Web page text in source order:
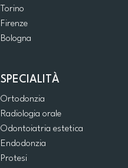
Torino
Firenze
Bologna
SPECIALITÀ
Ortodonzia
Radiologia orale
Odontoiatria estetica
Endodonzia
Protesi